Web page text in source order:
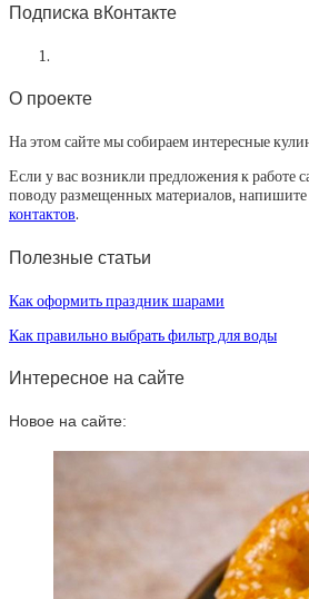
Подписка вКонтакте
О проекте
На этом сайте мы собираем интересные
Если у вас возникли предложения к работе
поводу размещенных материалов, напишите
контактов.
Полезные статьи
Как оформить праздник шарами
Как правильно выбрать фильтр для воды
Интересное на сайте
Новое на сайте: